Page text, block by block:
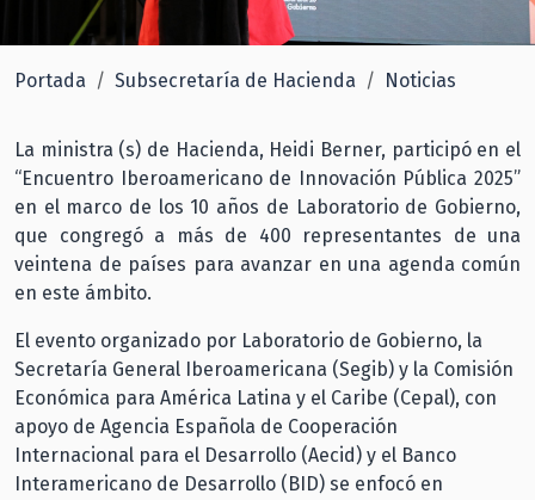
Portada Subsecretaría de Hacienda Noticias
La ministra (s) de Hacienda, Heidi Berner, participó en el
“Encuentro Iberoamericano de Innovación Pública 2025”
en el marco de los 10 años de Laboratorio de Gobierno,
que congregó a más de 400 representantes de una
veintena de países para avanzar en una agenda común
en este ámbito.
El evento organizado por Laboratorio de Gobierno, la
Secretaría General Iberoamericana (Segib) y la Comisión
Económica para América Latina y el Caribe (Cepal), con
apoyo de Agencia Española de Cooperación
Internacional para el Desarrollo (Aecid) y el Banco
Interamericano de Desarrollo (BID) se enfocó en